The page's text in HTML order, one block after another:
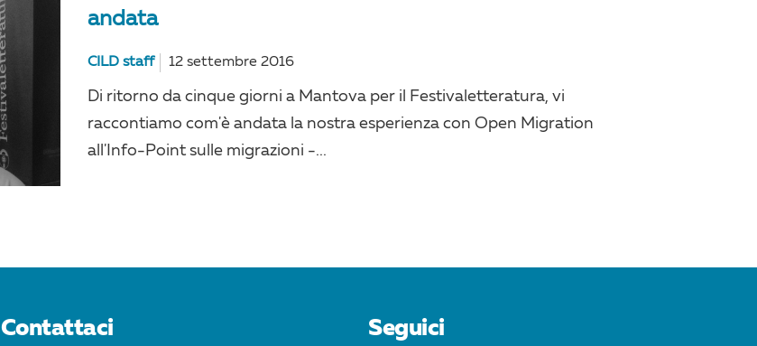
andata
CILD staff 12 settembre 2016
Di ritorno da cinque giorni a Mantova per il Festivaletteratura, vi
raccontiamo com'è andata la nostra esperienza con Open Migration
all'Info-Point sulle migrazioni -...
Contattaci Seguici